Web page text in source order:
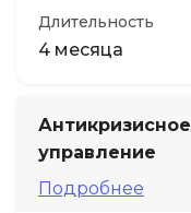
Длительность
4 месяца
Антикризисное
управление
Подробнее